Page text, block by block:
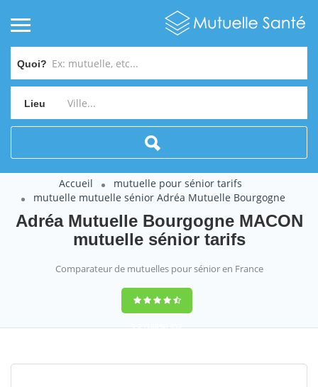
Quoi?
Lieu
Accueil
mutuelle pour sénior tarifs
mutuelle mutuelle sénior Adréa Mutuelle Bourgogne
Adréa Mutuelle Bourgogne MACON
mutuelle sénior tarifs
Comparateur de mutuelles pour sénior en France
9,2(100%)452